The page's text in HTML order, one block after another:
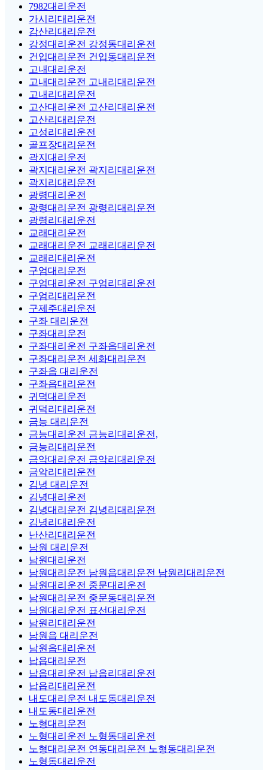
7982대리운전
가시리대리운전
감산리대리운전
강정대리운전 강정동대리운전
건입대리운전 건입동대리운전
고내대리운전
고내대리운전 고내리대리운전
고내리대리운전
고산대리운전 고산리대리운전
고산리대리운전
고성리대리운전
골프장대리운전
곽지대리운전
곽지대리운전 곽지리대리운전
곽지리대리운전
광령대리운전
광령대리운전 광령리대리운전
광령리대리운전
교래대리운전
교래대리운전 교래리대리운전
교래리대리운전
구엄대리운전
구엄대리운전 구엄리대리운전
구엄리대리운전
구제주대리운전
구좌 대리운전
구좌대리운전
구좌대리운전 구좌읍대리운전
구좌대리운전 세화대리운전
구좌읍 대리운전
구좌읍대리운전
귀덕대리운전
귀덕리대리운전
금능 대리운전
금능대리운전 금능리대리운전,
금능리대리운전
금악대리운전 금악리대리운전
금악리대리운전
김녕 대리운전
김녕대리운전
김녕대리운전 김녕리대리운전
김녕리대리운전
난산리대리운전
남원 대리운전
남원대리운전
남원대리운전 남원읍대리운전 남원리대리운전
남원대리운전 중문대리운전
남원대리운전 중문동대리운전
남원대리운전 표선대리운전
남원리대리운전
남원읍 대리운전
남원읍대리운전
납읍대리운전
납읍대리운전 납읍리대리운전
납읍리대리운전
내도대리운전 내도동대리운전
내도동대리운전
노형대리운전
노형대리운전 노형동대리운전
노형대리운전 연동대리운전 노형동대리운전
노형동대리운전